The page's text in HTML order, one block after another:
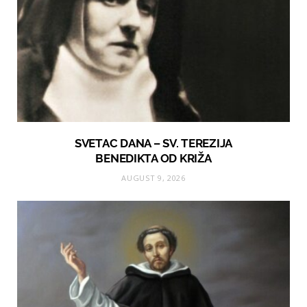
SVETAC DANA – SV. TEREZIJA
BENEDIKTA OD KRIŽA
AUGUST 9, 2026